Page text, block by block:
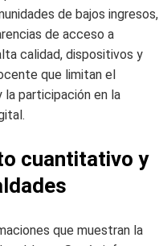
de bajos ingresos,
de acceso a
calidad, dispositivos y
que limitan el
la participación en la
cuantitativo y
que muestran la